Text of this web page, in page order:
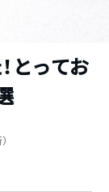
とってお